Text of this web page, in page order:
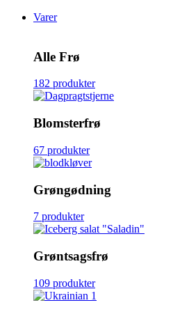
Varer
Alle Frø
182 produkter
Blomsterfrø
67 produkter
Grøngødning
7 produkter
Grøntsagsfrø
109 produkter